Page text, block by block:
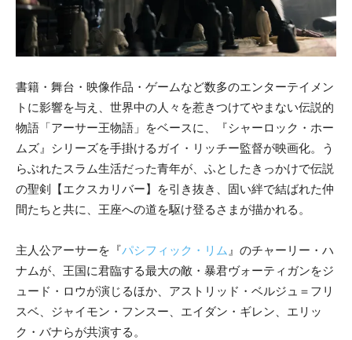
書籍・舞台・映像作品・ゲームなど数多のエンターテイメン
トに影響を与え、世界中の人々を惹きつけてやまない伝説的
物語「アーサー王物語」をベースに、『シャーロック・ホー
ムズ』シリーズを手掛けるガイ・リッチー監督が映画化。う
らぶれたスラム生活だった青年が、ふとしたきっかけで伝説
の聖剣【エクスカリバー】を引き抜き、固い絆で結ばれた仲
間たちと共に、王座への道を駆け登るさまが描かれる。
主人公アーサーを『パシフィック・リム』のチャーリー・ハ
ナムが、王国に君臨する最大の敵・暴君ヴォーティガンをジ
ュード・ロウが演じるほか、アストリッド・ベルジュ＝フリ
スベ、ジャイモン・フンスー、エイダン・ギレン、エリッ
ク・バナらが共演する。